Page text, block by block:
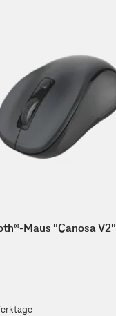
Maus "Canosa V2"